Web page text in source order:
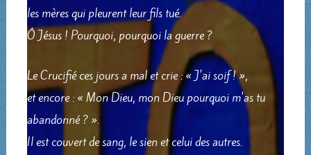
les mères qui pleurent leur fils tué.
Ô Jésus ! Pourquoi, pourquoi la guerre ?
Le Crucifié ces jours a mal et crie : « J'ai soif ! »,
et encore : « Mon Dieu, mon Dieu pourquoi m'as tu
abandonné ? ».
Il est couvert de sang, le sien et celui des autres.